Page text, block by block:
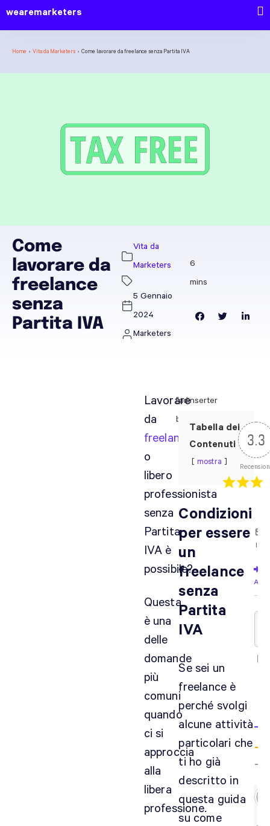
wearemarketers
Home › Vita da Marketers › Come lavorare da freelance senza Partita IVA
Come
lavorare da
freelance
senza
Partita IVA
Vita da
Marketers
5 Gennaio
2024
Marketers
Lavorare
da
freelance
o
libero
professionista
senza
Partita
IVA è
possibile?
Questa
è una
delle
domande
più
comuni
quando
ci si
approccia
alla
libera
professione.
[adinserter
block="12"]
Tabella dei
Contenuti
mostra
Condizioni
per essere
un
freelance
senza
Partita
IVA
Se sei un
freelance è
perché svolgi
alcune attività
particolari che
ti ho già
descritto in
questa guida
su come
3.3